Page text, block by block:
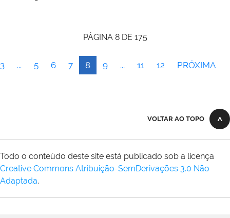
PÁGINA 8 DE 175
3 ... 5 6 7 8 9 ... 11 12 PRÓXIMA
VOLTAR AO TOPO
Todo o conteúdo deste site está publicado sob a licença
Creative Commons Atribuição-SemDerivações 3.0 Não
Adaptada.